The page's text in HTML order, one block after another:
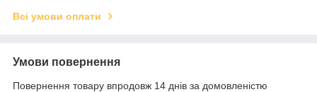
Всі умови оплати
Умови повернення
Повернення товару впродовж 14 днів за домовленістю